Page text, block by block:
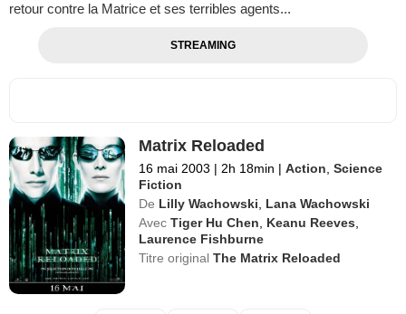
retour contre la Matrice et ses terribles agents...
STREAMING
Matrix Reloaded
16 mai 2003 | 2h 18min | Action ,Science
Fiction
De Lilly Wachowski
Lana Wachowski
Avec Tiger Hu Chen Keanu Reeves
Laurence Fishburne
Titre originalThe Matrix Reloaded